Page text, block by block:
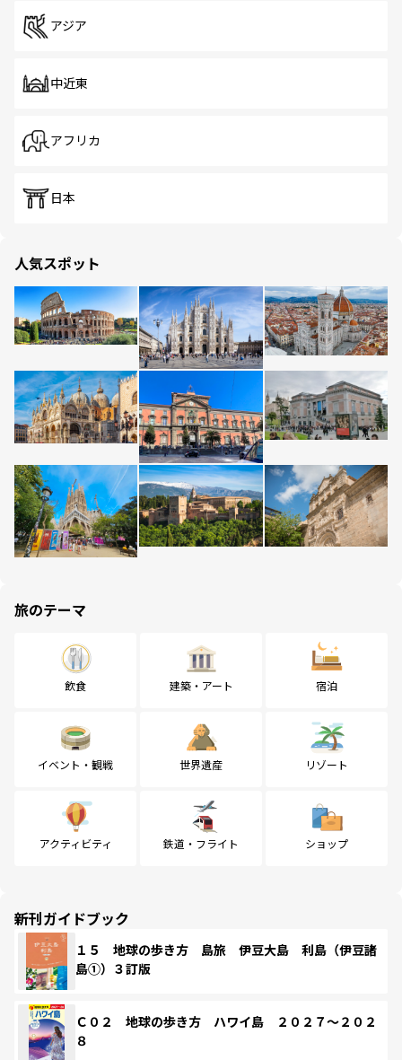
アジア
中近東
アフリカ
日本
人気スポット
旅のテーマ
飲食 建築・アート 宿泊
イベント・観戦 世界遺産 リゾート
アクティビティ 鉄道・フライト ショップ
新刊ガイドブック
１５ 地球の歩き方 島旅 伊豆大島 利島（伊豆諸
島①）３訂版
Ｃ０２ 地球の歩き方 ハワイ島 ２０２７～２０２
８